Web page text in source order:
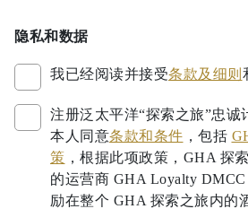
隐私和数据
我已经阅读并接受条款及细则
注册泛太平洋“探索之旅”忠诚
本人同意条款和条件 ，包括
策 ，根据此项政策，GHA 探
的运营商 GHA Loyalty
励在整个 GHA 探索之旅内的